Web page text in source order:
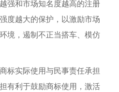
强和市场知名度越高的注册
度越大的保护，以激励市场
境，遏制不正当搭车、模仿
实际使用与民事责任承担
有利于鼓励商标使用，激活